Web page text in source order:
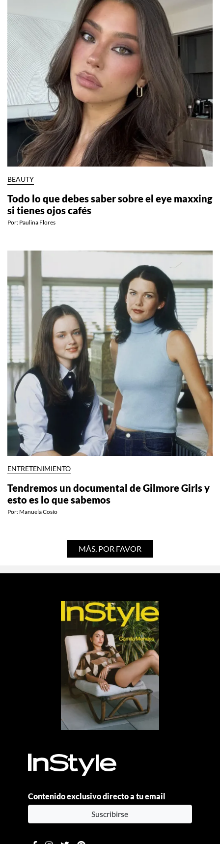
BEAUTY
Todo lo que debes saber sobre el eye maxxing
si tienes ojos cafés
Por: Paulina Flores
ENTRETENIMIENTO
Tendremos un documental de Gilmore Girls y
esto es lo que sabemos
Por: Manuela Cosío
MÁS, POR FAVOR
Contenido exclusivo directo a tu email
Suscribirse